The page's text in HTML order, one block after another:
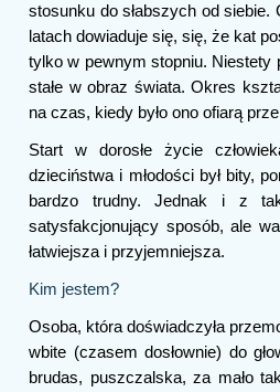
stosunku do słabszych od siebie.
latach dowiaduje się, się, że kat
tylko w pewnym stopniu. Niestety
stałe w obraz świata. Okres
na czas, kiedy było ono ofiarą
Start w dorosłe życie
dzieciństwa i młodości był bity,
bardzo trudny. Jednak i z
satysfakcjonujący sposób, ale
łatwiejsza i przyjemniejsza.
Kim jestem?
Osoba, która doświadczyła
wbite (czasem dosłownie) do
brudas, puszczalska, za mało